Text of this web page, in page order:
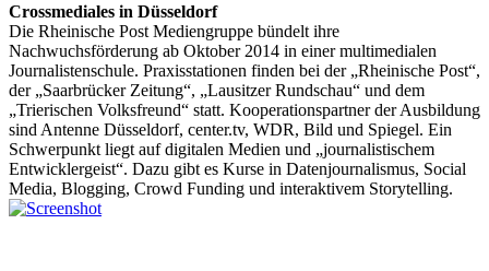
Crossmediales in Düsseldorf
Die Rheinische Post Mediengruppe bündelt ihre
Nachwuchsförderung ab Oktober 2014 in einer multimedialen
Journalistenschule. Praxisstationen finden bei der „Rheinische Post“,
der „Saarbrücker Zeitung“, „Lausitzer Rundschau“ und dem
„Trierischen Volksfreund“ statt. Kooperationspartner der Ausbildung
sind Antenne Düsseldorf, center.tv, WDR, Bild und Spiegel. Ein
Schwerpunkt liegt auf digitalen Medien und „journalistischem
Entwicklergeist“. Dazu gibt es Kurse in Datenjournalismus, Social
Media, Blogging, Crowd Funding und interaktivem Story­telling.